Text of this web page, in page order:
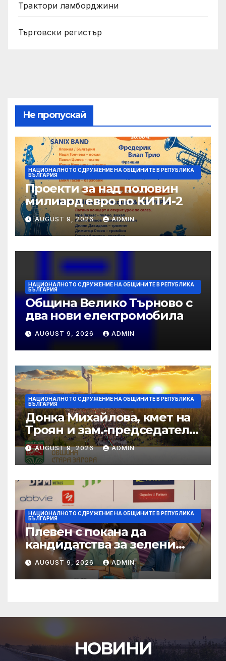
Трактори ламборджини
Търговски регистър
Не пропускай
НАЦИОНАЛНОТО СДРУЖЕНИЕ НА ОБЩИНИТЕ В РЕПУБЛИКА
БЪЛГАРИЯ
Проекти за над половин
милиард евро по КИТИ-2
AUGUST 9, 2026 ADMIN
НАЦИОНАЛНОТО СДРУЖЕНИЕ НА ОБЩИНИТЕ В РЕПУБЛИКА
БЪЛГАРИЯ
Община Велико Търново с
два нови електромобила
AUGUST 9, 2026 ADMIN
НАЦИОНАЛНОТО СДРУЖЕНИЕ НА ОБЩИНИТЕ В РЕПУБЛИКА
БЪЛГАРИЯ
Донка Михайлова, кмет на
Троян и зам.-председател
на НСОРБ: Знаем какво е
произведено, как е
произведено и какво влиза
в детското меню
AUGUST 9, 2026 ADMIN
НАЦИОНАЛНОТО СДРУЖЕНИЕ НА ОБЩИНИТЕ В РЕПУБЛИКА
БЪЛГАРИЯ
Плевен с покана да
кандидатства за зелени
инвестиции в градска
среда
AUGUST 9, 2026 ADMIN
НОВИНИ